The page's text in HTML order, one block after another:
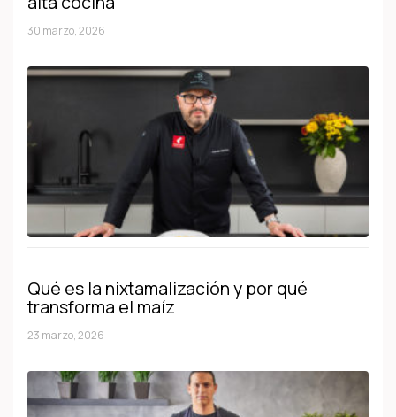
30 marzo, 2026
Qué es la nixtamalización y por qué
transforma el maíz
23 marzo, 2026